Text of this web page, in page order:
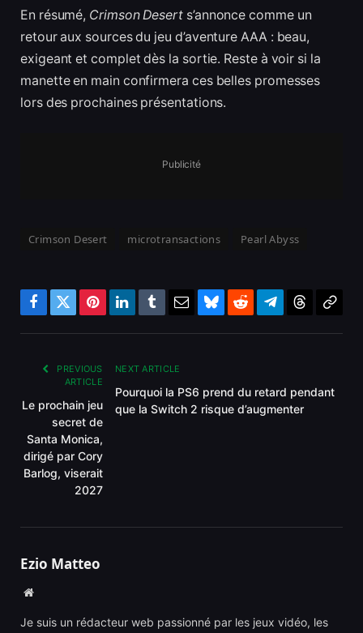
En résumé, Crimson Desert s’annonce comme un
retour aux sources du jeu d’aventure AAA : beau,
exigeant et complet dès la sortie. Reste à voir si la
manette en main confirmera ces belles promesses
lors des prochaines présentations.
Publicité
Crimson Desert microtransactions Pearl Abyss
Facebook
TwitterPinterestLinkedInTumblrEmailBlueskyRedditTelegram
PREVIOUS
ARTICLE
Le prochain jeu
secret de
Santa Monica,
dirigé par Cory
Barlog, viserait
2027
NEXT ARTICLE
Pourquoi la PS6 prend du retard pendant
que la Switch 2 risque d’augmenter
Ezio Matteo
Website
Je suis un rédacteur web passionné par les jeux vidéo, les